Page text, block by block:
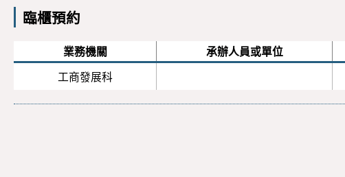
臨櫃預約
業務機關 承辦人員或單位
工商發展科